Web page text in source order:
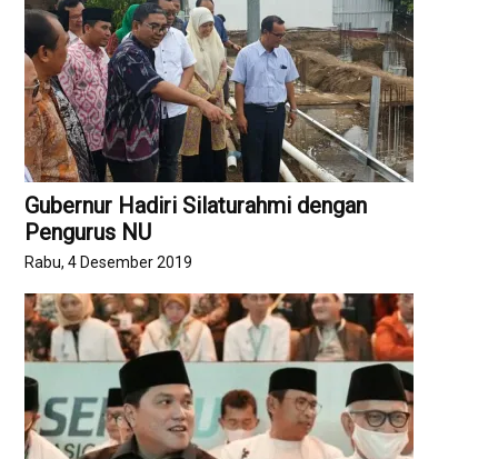
Gubernur Hadiri Silaturahmi dengan
Pengurus NU
Rabu, 4 Desember 2019